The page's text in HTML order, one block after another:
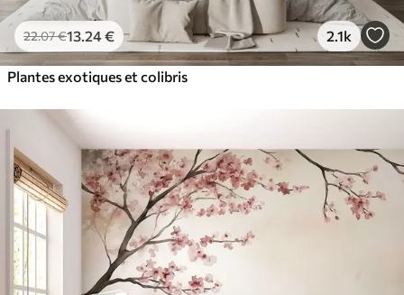
22.07€13 .24€ 2.1k
Plantes exotiques et colibris